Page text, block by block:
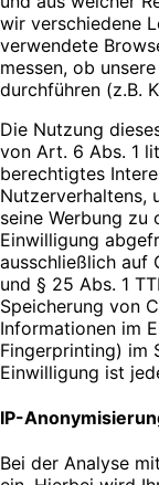
wir verschiedene
verwendete
messen, ob
durchführen (z.B.
Die Nutzung
von Art. 6 Abs. 1
berechtigtes
Nutzerverhaltens,
seine Werbung zu
Einwilligung
ausschließlich auf
und § 25 Abs. 1
Speicherung von
Informationen im
Fingerprinting) im
Einwilligung ist
IP-
Bei der Analyse